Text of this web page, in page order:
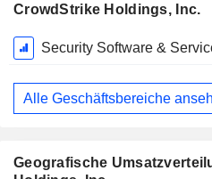
CrowdStrike Holdings, Inc.
Ende d.
Geschäftsjahres:
Januar
Security Software &
Alle Geschäftsbereiche
Geografische